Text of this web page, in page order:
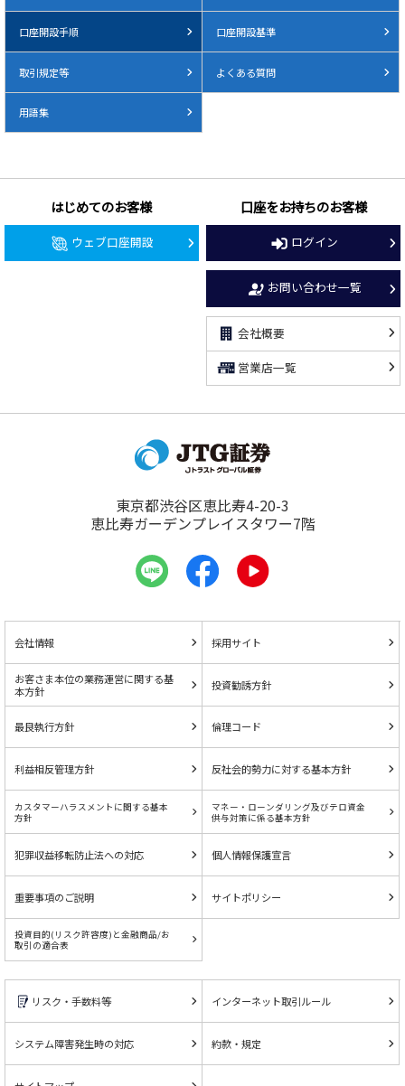
口座開設手順 口座開設基準
取引規定等 よくある質問
用語集
はじめてのお客様
ウェブ口座開設
口座をお持ちのお客様
ログイン
お問い合わせ一覧
会社概要
営業店一覧
東京都渋谷区恵比寿4-20-3
恵比寿ガーデンプレイスタワー7階
会社情報 採用サイト
お客さま本位の業務運営に関する基
本方針
投資勧誘方針
最良執行方針 倫理コード
利益相反管理方針 反社会的勢力に対する基本方針
カスタマーハラスメントに関する基本
方針
マネー・ローンダリング及びテロ資金
供与対策に係る基本方針
犯罪収益移転防止法への対応 個人情報保護宣言
重要事項のご説明 サイトポリシー
投資目的(リスク許容度)と金融商品/お
取引の適合表
リスク・手数料等 インターネット取引ルール
システム障害発生時の対応 約款・規定